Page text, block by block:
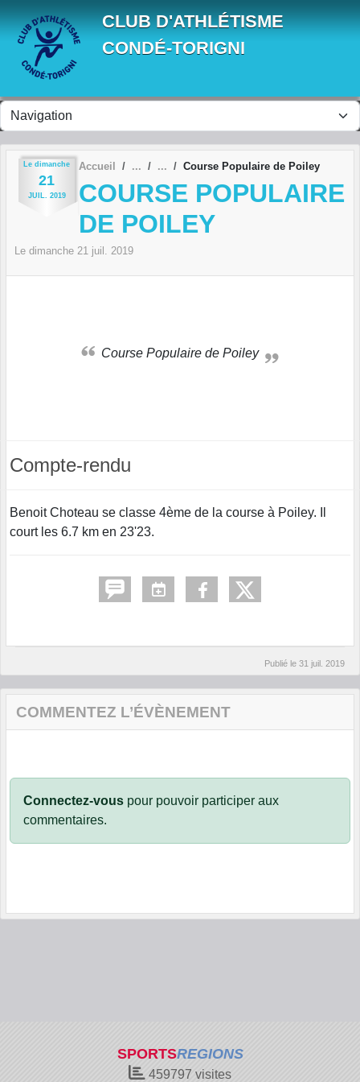
CLUB D'ATHLÉTISME
CONDÉ-TORIGNI
Le dimanche
21
JUIL. 2019
Accueil Course Populaire de Poiley
COURSE POPULAIRE
DE POILEY
Le dimanche 21 juil. 2019
Course Populaire de Poiley
Compte-rendu
Benoit Choteau se classe 4ème de la course à Poiley. Il
court les 6.7 km en 23'23.
Publié le 31 juil. 2019
COMMENTEZ L’ÉVÈNEMENT
Connectez-vous pour pouvoir participer aux
commentaires.
SPORTSREGIONS
459797 visites